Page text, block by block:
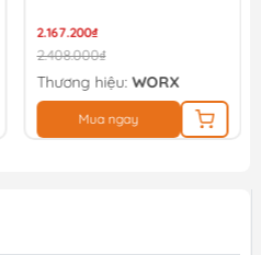
2.167.200₫
2.408.000₫
Thương hiệu:WORX
Mua ngay